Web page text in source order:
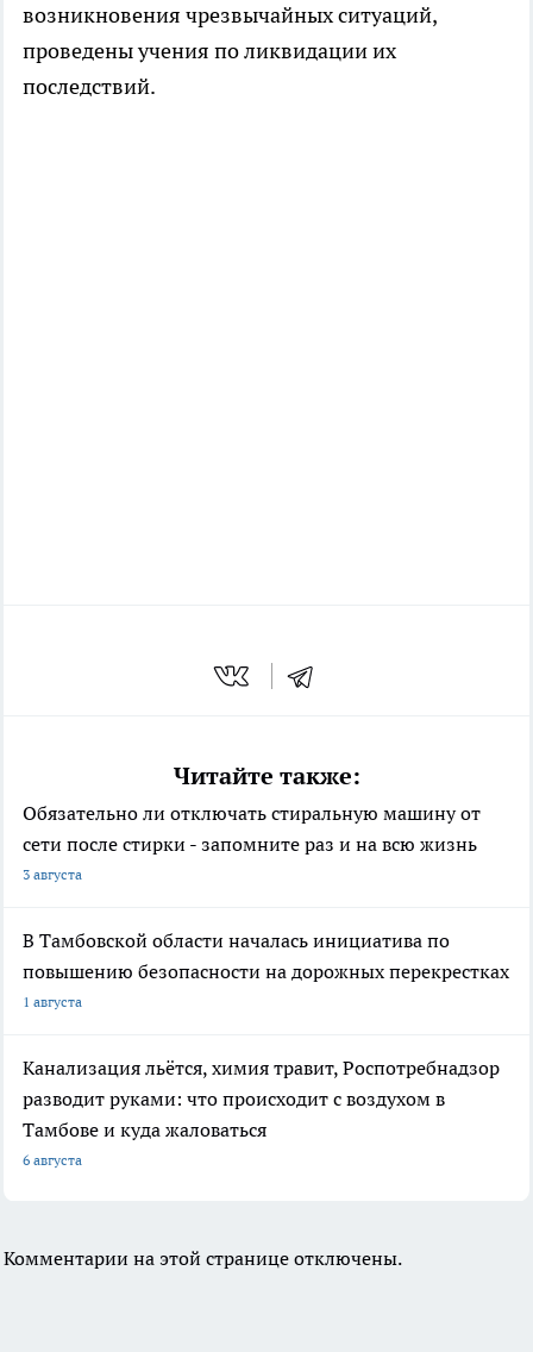
возникновения чрезвычайных ситуаций,
проведены учения по ликвидации их
последствий.
Читайте также:
Обязательно ли отключать стиральную машину от
сети после стирки - запомните раз и на всю жизнь
3 августа
В Тамбовской области началась инициатива по
повышению безопасности на дорожных перекрестках
1 августа
Канализация льётся, химия травит, Роспотребнадзор
разводит руками: что происходит с воздухом в
Тамбове и куда жаловаться
6 августа
Комментарии на этой странице отключены.